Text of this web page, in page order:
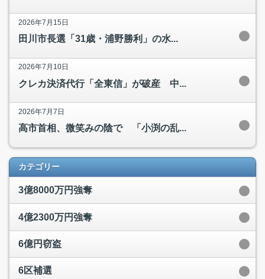
2026年7月15日
田川市長選「31歳・浦野勝利」の水...
2026年7月10日
クレカ決済代行「全東信」が破産 中...
2026年7月7日
高市首相、微笑みの陰で 「小渕の乱...
カテゴリー
3億8000万円強奪
4億2300万円強奪
6億円窃盗
6区補選